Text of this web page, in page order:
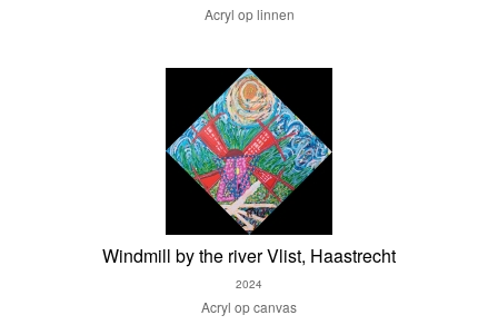
Acryl op linnen
Windmill by the river Vlist, Haastrecht
2024
Acryl op canvas